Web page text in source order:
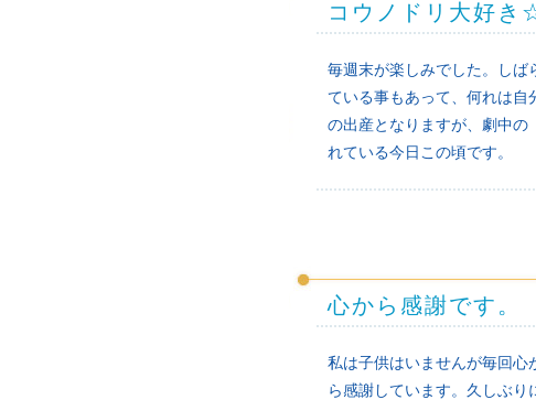
コウノドリ大好き
毎週末が楽しみでした。しば
ている事もあって、何れは
の出産となりますが、劇中の
れている今日この頃です。
心から感謝です。
私は子供はいませんが毎回心
ら感謝しています。久しぶ